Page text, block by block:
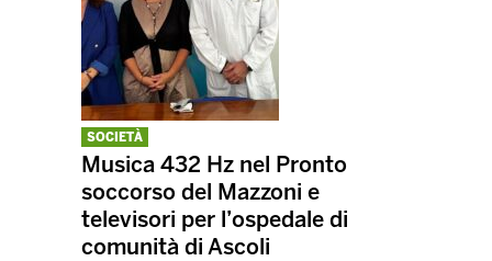
SOCIETÀ
Musica 432 Hz nel Pronto
soccorso del Mazzoni e
televisori per l’ospedale di
comunità di Ascoli